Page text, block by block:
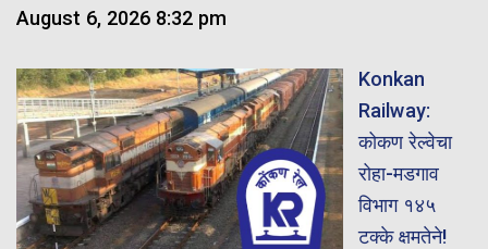
August 6, 2026 8:32 pm
Konkan
Railway:
कोकण रेल्वेचा
रोहा-मडगाव
विभाग १४५
टक्के क्षमतेने!